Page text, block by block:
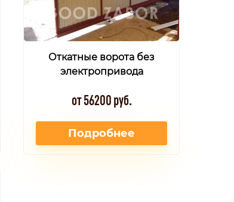
Откатные ворота без
электропривода
от 56200 руб.
Подробнее